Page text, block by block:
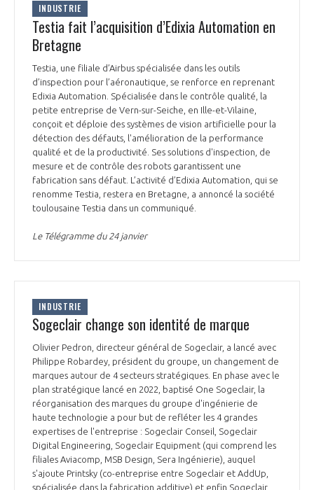
COMPÉTITIVITÉ
EMPLOI & FORMATION
ENVIRONNEMENT
INNOVATION
INTERNATIONALISATION
LES PUBLICATIONS
DOCUMENTS & BROCHURES
RAPPORTS D'ACTIVITÉS
INDUSTRIE
Testia fait l’acquisition d’Edixia Automation en
Bretagne
Testia, une filiale d’Airbus spécialisée dans les outils
d’inspection pour l’aéronautique, se renforce en reprenant
Edixia Automation. Spécialisée dans le contrôle qualité, la
petite entreprise de Vern-sur-Seiche, en Ille-et-Vilaine,
conçoit et déploie des systèmes de vision artificielle pour la
détection des défauts, l'amélioration de la performance
qualité et de la productivité. Ses solutions d'inspection, de
mesure et de contrôle des robots garantissent une
fabrication sans défaut. L’activité d’Edixia Automation, qui se
renomme Testia, restera en Bretagne, a annoncé la société
toulousaine Testia dans un communiqué.
Le Télégramme du 24 janvier
INDUSTRIE
Sogeclair change son identité de marque
Olivier Pedron, directeur général de Sogeclair, a lancé avec
Philippe Robardey, président du groupe, un changement de
marques autour de 4 secteurs stratégiques. En phase avec le
plan stratégique lancé en 2022, baptisé One Sogeclair, la
réorganisation des marques du groupe d'ingénierie de
haute technologie a pour but de refléter les 4 grandes
expertises de l'entreprise : Sogeclair Conseil, Sogeclair
Digital Engineering, Sogeclair Equipment (qui comprend les
filiales Aviacomp, MSB Design, Sera Ingénierie), auquel
s'ajoute Printsky (co-entreprise entre Sogeclair et AddUp,
spécialisée dans la fabrication additive) et enfin Sogeclair